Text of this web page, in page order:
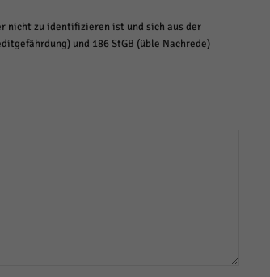
nicht zu identifizieren ist und sich aus der
und 186 StGB (üble Nachrede)